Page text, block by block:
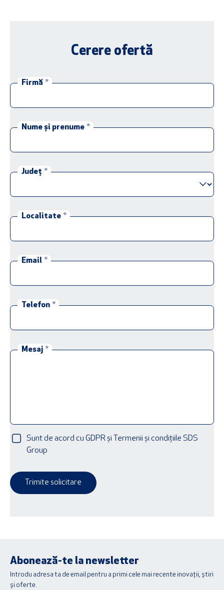
Cerere ofertă
Firmă *
Nume și prenume *
Județ *
Localitate *
Email *
Telefon *
Mesaj *
Sunt de acord cu GDPR și Termenii și condițiile SDS
Group
Trimite solicitare
Abonează-te la newsletter
Introdu adresa ta de email pentru a primi cele mai recente inovații, știri
și oferte.